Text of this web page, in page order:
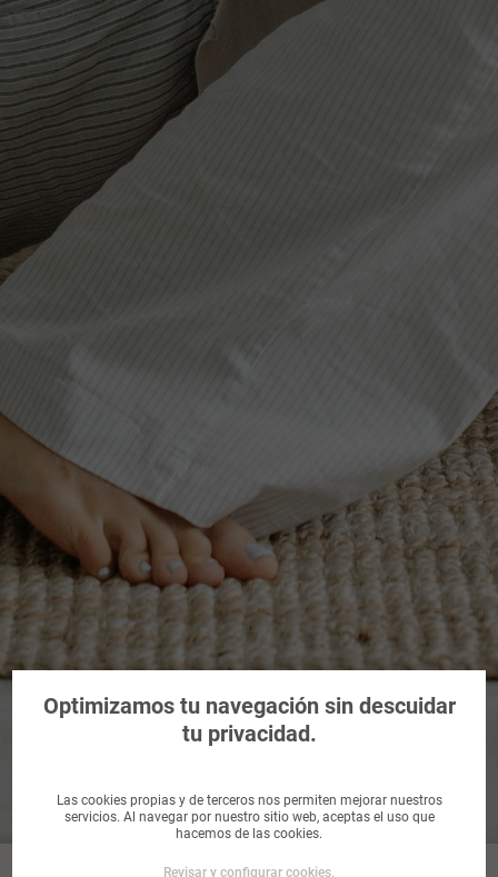
Casas con sentido
Optimizamos tu navegación sin descuidar
tu privacidad.
Las cookies propias y de terceros nos permiten mejorar nuestros
servicios. Al navegar por nuestro sitio web, aceptas el uso que
hacemos de las cookies.
Revisar y configurar cookies.